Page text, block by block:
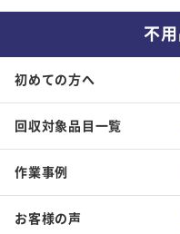
不
初めての方へ
回収対象品目一覧
作業事例
お客様の声